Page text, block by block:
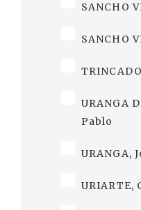
SANCHO
SANCHO
URANGA
Pablo
URANGA,
URIARTE,